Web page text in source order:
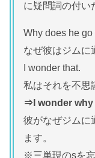
に疑問詞の付い
Why does he go
なぜ彼はジムに
I wonder that.
私はそれを不思
⇒I wonder why
彼がなぜジムに
ます。
※三単現のsを忘